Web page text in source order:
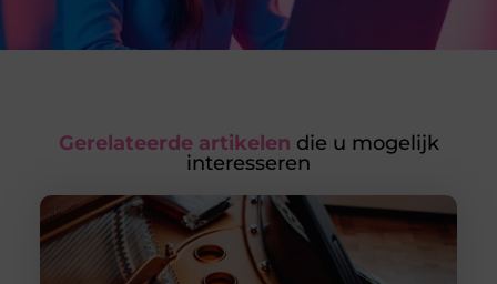
Gerelateerde artikelen die u mogelijk
interesseren